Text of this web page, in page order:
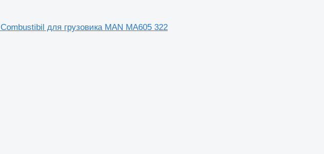
для грузовика MAN MA605 322